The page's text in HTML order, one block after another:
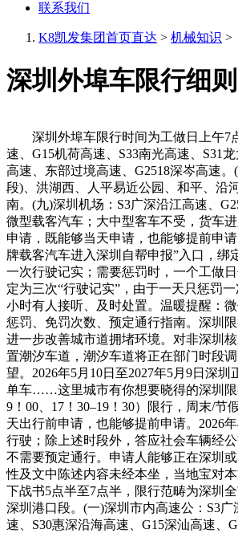
联系我们
K8凯发集团首页直达 > 机械知识 >
深圳外埠车限行细
深圳外埠车限行时间为工做日上午7点
速、G15机荷高速、S33南光高速、S31
高速、东部过境高速、G2518深岑高速
段)、洪湖西、人平易近公园、和平、沿
南。(九)深圳机场：S3广深沿江高速、
微型载客汽车；大中型客车不受，货车
申请，既能够当天申请，也能够提前申
牌载客汽车进入深圳自帮申报”入口，
一次行驶记实；需要惩罚时，一个工做
定为三次“行驶记实”，由于一天只惩罚
小时有人接听、及时处置。温暖提醒：
惩罚、免罚次数、预定通行指南。深圳
进一步改善城市道拥堵环境。对非深圳
置潮汐车道，潮汐车道将正在部门时段
望。2026年5月10日至2027年5月9日深
单车……这里城市有你想要晓得的深圳限
9！00、17！30–19！30）限行，周末/
天出行前申请，也能够提前申请。2026
行驶；除上述时段外，答应社会车辆经
不需要预定通行。申请人能够正在深圳
性及文中陈述内容未经本坐，当地宝对
下战书5点半至7点半，限行范畴为深圳
深圳港口段。(一)深圳市内高速公：S3
速、S30惠深沿海高速、G15深汕高速、